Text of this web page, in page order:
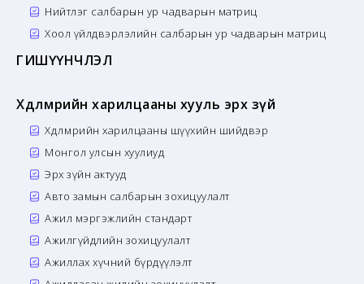
Нийтлэг салбарын ур чадварын матриц
Хоол үйлдвэрлэлийн салбарын ур чадварын матриц
ГИШҮҮНЧЛЭЛ
Хөдөлмөрийн харилцааны хууль эрх зүй
Хөдөлмөрийн харилцааны шүүхийн шийдвэр
Монгол улсын хуулиуд
Эрх зүйн актууд
Авто замын салбарын зохицуулалт
Ажил мэргэжлийн стандарт
Ажилгүйдлийн зохицуулалт
Ажиллах хүчний бүрдүүлэлт